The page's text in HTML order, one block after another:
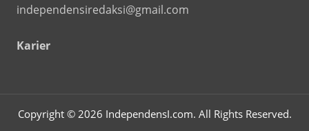
independensiredaksi@gmail.com
Karier
Copyright © 2026 IndependensI.com. All Rights Reserved.